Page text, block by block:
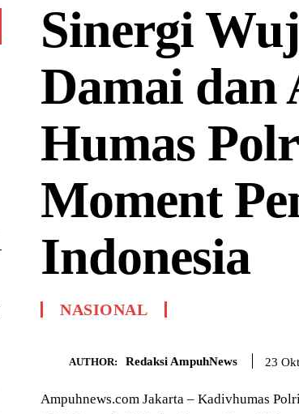
Sinergi
Damai dan
Humas
Moment
Indonesia
NASIONAL
AUTHOR: Redaksi AmpuhNews 23
Ampuhnews.com Jakarta – Kadivhumas